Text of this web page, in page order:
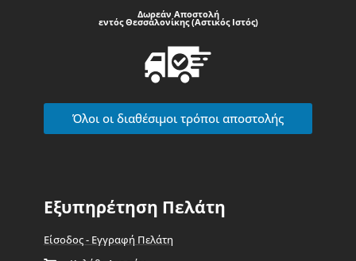
Δωρεάν Αποστολή
εντός Θεσσαλονίκης (Αστικός Ιστός)
Όλοι οι διαθέσιμοι τρόποι αποστολής
Εξυπηρέτηση Πελάτη
Είσοδος - Εγγραφή Πελάτη